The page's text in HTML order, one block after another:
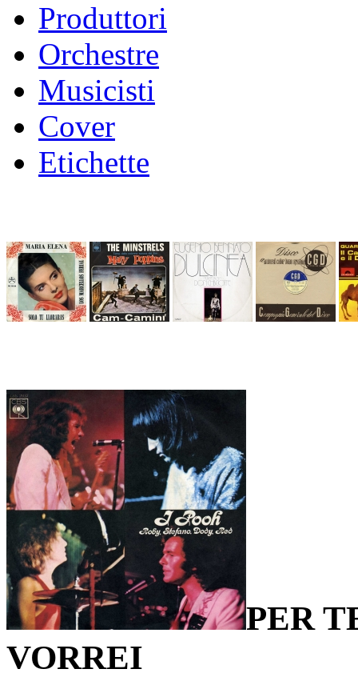
Produttori
Orchestre
Musicisti
Cover
Etichette
PER
VORREI